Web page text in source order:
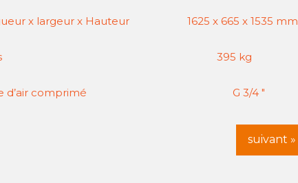
x largeur x Hauteur 1625 x 665 x 1535 mm
395 kg
d’air comprimé G 3/4 "
suivant »